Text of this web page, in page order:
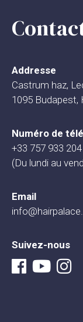
Addresse
Castrum haz,
1095 Budapest,
Numéro de
+33 757 933 204
(Du lundi au
Email
Suivez-nous